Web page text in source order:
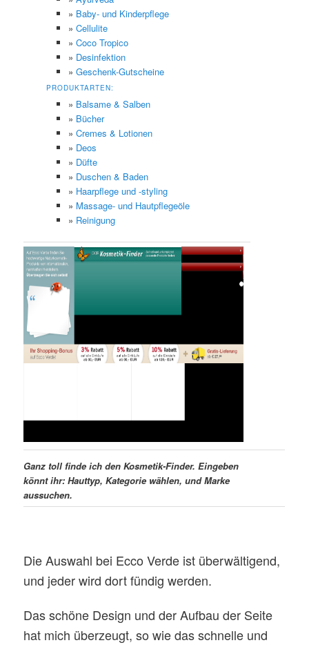
» Baby- und Kinderpflege
»Cellulite
»Coco Tropico
» Desinfektion
»Geschenk-Gutscheine
PRODUKTARTEN:
» Balsame & Salben
» Bücher
»Cremes & Lotionen
» Deos
» Düfte
» Duschen & Baden
» Haarpflege und -styling
» Massage- und Hautpflegeöle
» Reinigung
Ganz toll finde ich den Kosmetik-Finder. Eingeben
könnt ihr: Hauttyp, Kategorie wählen, und Marke
aussuchen.
Die Auswahl bei Ecco Verde ist überwältigend,
und jeder wird dort fündig werden.
Das schöne Design und der Aufbau der Seite
hat mich überzeugt, so wie das schnelle und